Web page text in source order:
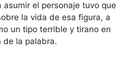
asumir el personaje tuvo que
la vida de esa figura, a
un tipo terrible y tirano en
de la palabra.